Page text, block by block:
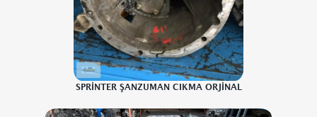
SPRİNTER ŞANZUMAN CIKMA ORJİNAL